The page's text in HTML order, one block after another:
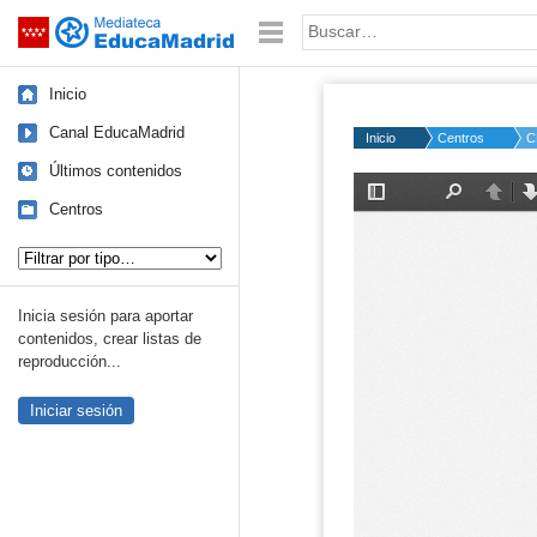
Saltar navegación Palabra o frase:
Inicio
Canal EducaMadrid
Últimos contenidos
Centros
Inicia sesión para aportar
contenidos, crear listas de
reproducción...
Iniciar sesión
Inicio Centros